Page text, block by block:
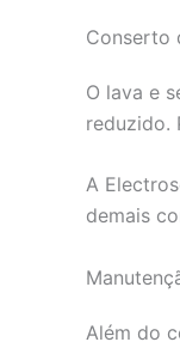
Conserto
O lava e
reduzido.
A
demais
Além do